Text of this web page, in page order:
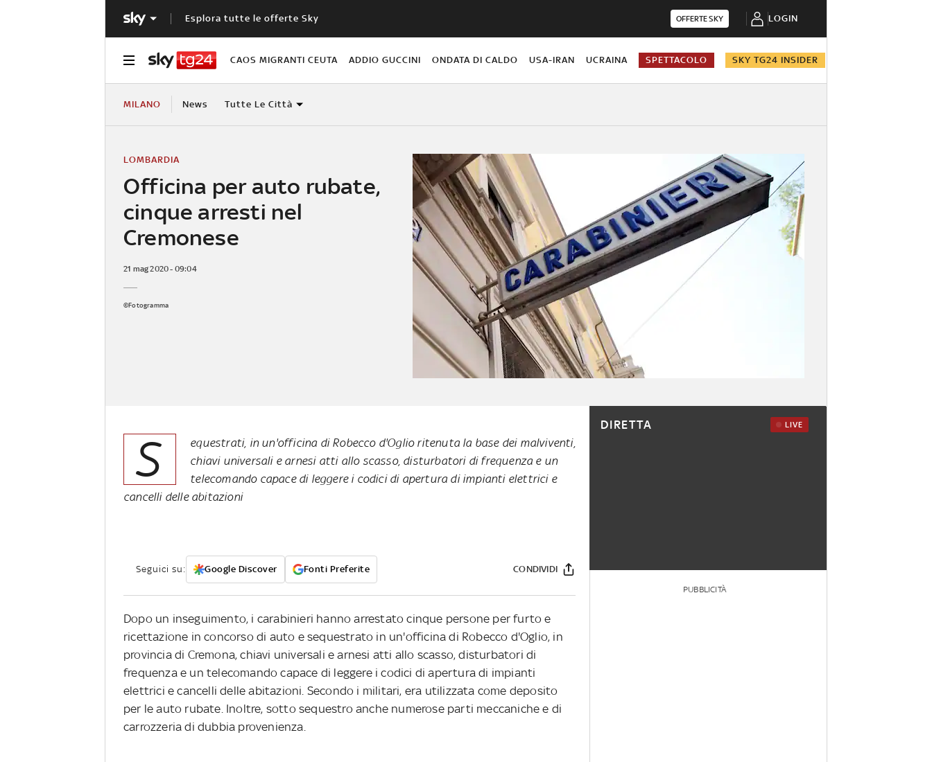
Esplora tutte le offerte Sky OFFERTE SKY LOGIN
CAOS MIGRANTI CEUTA ADDIO GUCCINI ONDATA DI CALDO USA-IRAN UCRAINA SPETTACOLO SKY TG24 INSIDER
MILANO News Tutte Le Città
Officina per auto rubate,
cinque arresti nel
Cremonese
LOMBARDIA
21 mag 2020 - 09:04
©Fotogramma
S
equestrati, in un'officina di Robecco d'Oglio ritenuta la base dei malviventi,
chiavi universali e arnesi atti allo scasso, disturbatori di frequenza e un
telecomando capace di leggere i codici di apertura di impianti elettrici e
cancelli delle abitazioni
Seguici su: Google Discover Fonti Preferite CONDIVIDI
Dopo un inseguimento, i carabinieri hanno arrestato cinque persone per furto e
ricettazione in concorso di auto e sequestrato in un'officina di Robecco d'Oglio, in
provincia di Cremona, chiavi universali e arnesi atti allo scasso, disturbatori di
frequenza e un telecomando capace di leggere i codici di apertura di impianti
elettrici e cancelli delle abitazioni. Secondo i militari, era utilizzata come deposito
per le auto rubate. Inoltre, sotto sequestro anche numerose parti meccaniche e di
carrozzeria di dubbia provenienza.
DIRETTA LIVE
PUBBLICITÀ